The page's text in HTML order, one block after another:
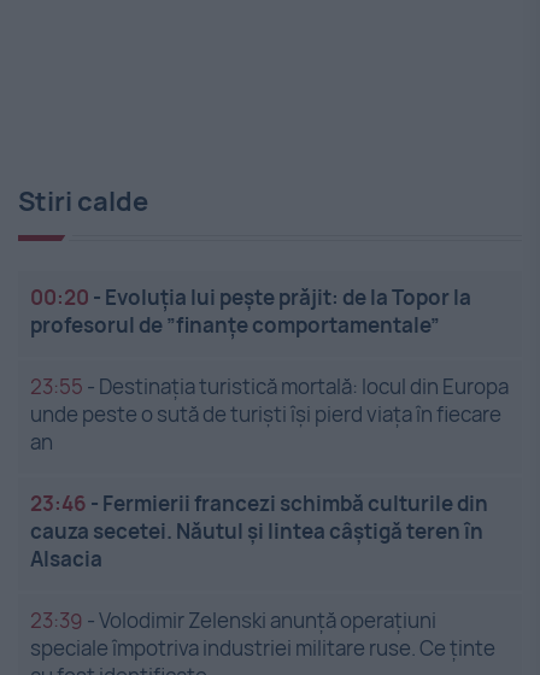
Stiri calde
00:20 - Evoluția lui pește prăjit: de la Topor la
profesorul de ”finanțe comportamentale”
23:55 - Destinația turistică mortală: locul din Europa
unde peste o sută de turiști își pierd viața în fiecare
an
23:46 - Fermierii francezi schimbă culturile din
cauza secetei. Năutul și lintea câștigă teren în
Alsacia
23:39 -Volodimir Zelenski anunță operațiuni
speciale împotriva industriei militare ruse. Ce ținte